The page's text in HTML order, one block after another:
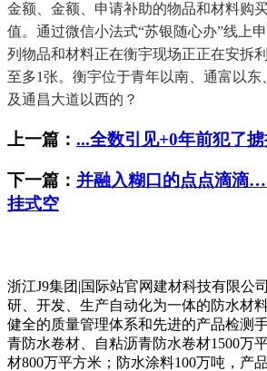
金额、金额、申请补助的物品和材料购
值。通过微信小法式“苏银随心办”线上
列物品和材料正在衡宇现场正正在安拆
至多1张。衡宇位于青年以南、通富以东
及通昌大道以西的？
上一篇： ...全数引见+0年前犯了
下一篇： 并融入糊口的点点滴滴
挂式空
浙江J9集团|国际站官网建材科技有限公
研、开发、生产自动化为一体的防水材
健全的质量管理体系和先进的产品检测
青防水卷材、自粘沥青防水卷材1500万
材800万平方米；防水涂料100万吨，产